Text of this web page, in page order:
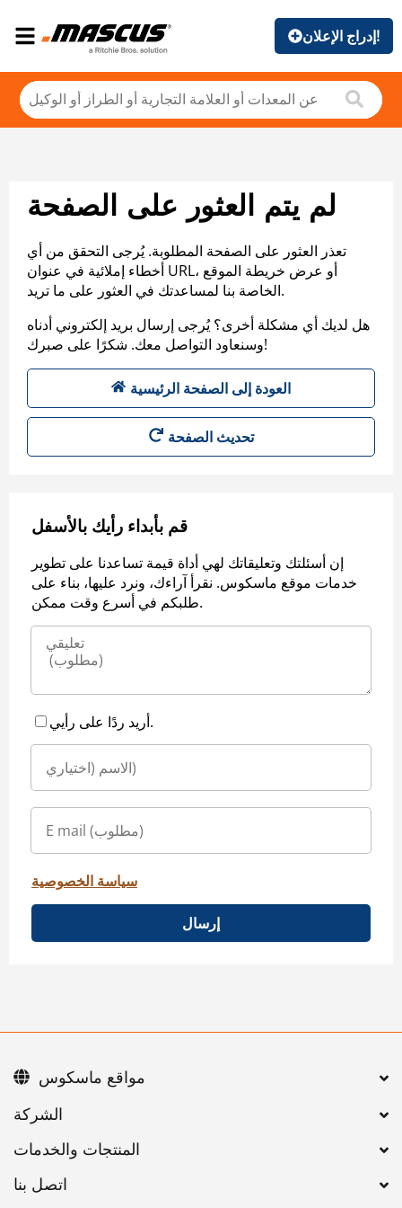
إدراج الإعلان!
لم يتم العثور على الصفحة
تعذر العثور على الصفحة المطلوبة. يُرجى التحقق من أي
أخطاء إملائية في عنوان URL، أو عرض خريطة الموقع
الخاصة بنا لمساعدتك في العثور على ما تريد.
هل لديك أي مشكلة أخرى؟ يُرجى إرسال بريد إلكتروني أدناه
وسنعاود التواصل معك. شكرًا على صبرك!
العودة إلى الصفحة الرئيسية
تحديث الصفحة
قم بأبداء رأيك بالأسفل
إن أسئلتك وتعليقاتك لهي أداة قيمة تساعدنا على تطوير
خدمات موقع ماسكوس. نقرأ آراءك، ونرد عليها، بناء على
طلبكم في أسرع وقت ممكن.
أريد ردًا على رأيي.
سياسة الخصوصية
إرسال
اتصل بنا
مواقع ماسكوس